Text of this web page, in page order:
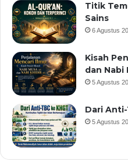
Titik
Sains
6 Agustus
Kisah
dan Nabi
5 Agustus
Dari Anti-
5 Agustus